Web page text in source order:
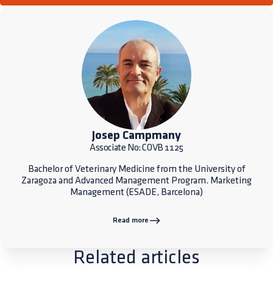
Josep Campmany
Associate No: COVB 1125
Bachelor of Veterinary Medicine from the University of
Zaragoza and Advanced Management Program. Marketing
Management (ESADE, Barcelona)
Read more
Related articles